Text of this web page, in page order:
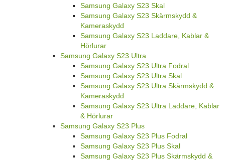
Samsung Galaxy S23 Skal
Samsung Galaxy S23 Skärmskydd &
Kameraskydd
Samsung Galaxy S23 Laddare, Kablar &
Hörlurar
Samsung Galaxy S23 Ultra
Samsung Galaxy S23 Ultra Fodral
Samsung Galaxy S23 Ultra Skal
Samsung Galaxy S23 Ultra Skärmskydd &
Kameraskydd
Samsung Galaxy S23 Ultra Laddare, Kablar
& Hörlurar
Samsung Galaxy S23 Plus
Samsung Galaxy S23 Plus Fodral
Samsung Galaxy S23 Plus Skal
Samsung Galaxy S23 Plus Skärmskydd &